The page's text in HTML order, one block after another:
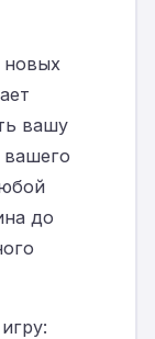
новых
вашу
вашего
до